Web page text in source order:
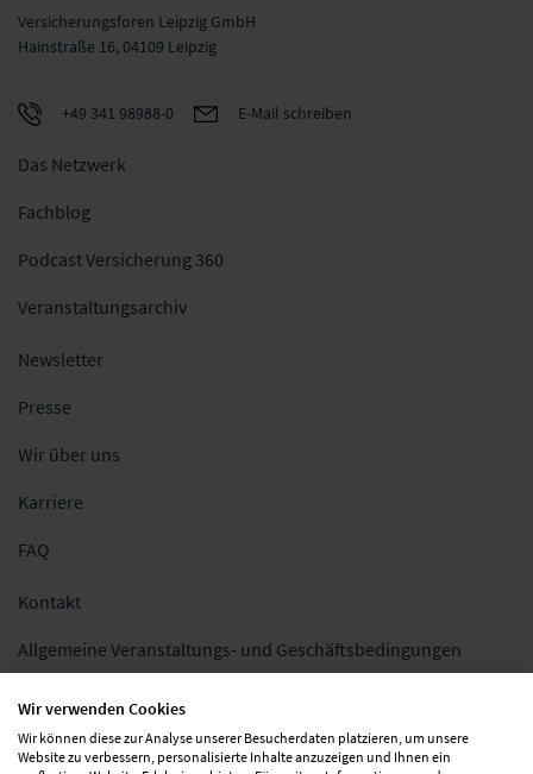
Versicherungsforen Leipzig GmbH
Hainstraße 16, 04109 Leipzig
+49 341 98988-0 E-Mail schreiben
Das Netzwerk
Fachblog
Podcast Versicherung 360
Veranstaltungsarchiv
Newsletter
Presse
Wir über uns
Karriere
FAQ
Kontakt
Allgemeine Veranstaltungs- und Geschäftsbedingungen
Impressum
Datenschutz
Wir verwenden Cookies
Wir können diese zur Analyse unserer Besucherdaten platzieren, um unsere
Website zu verbessern, personalisierte Inhalte anzuzeigen und Ihnen ein